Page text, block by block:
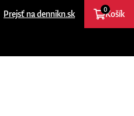
Prejsť na dennikn.sk Košík
0